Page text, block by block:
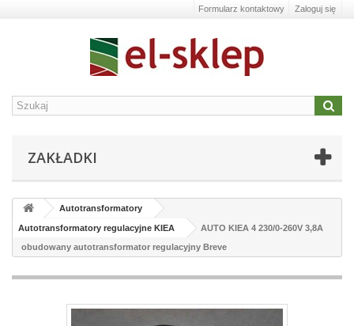
Zaloguj się
Formularz kontaktowy
ZAKŁADKI
Autotransformatory
Autotransformatory regulacyjne KIEA
AUTO KIEA 4 230/0-260V 3,8A
obudowany autotransformator regulacyjny Breve